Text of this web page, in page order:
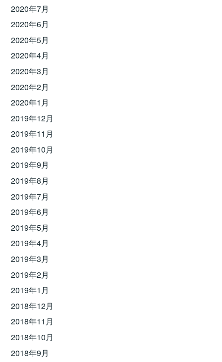
2020年7月
2020年6月
2020年5月
2020年4月
2020年3月
2020年2月
2020年1月
2019年12月
2019年11月
2019年10月
2019年9月
2019年8月
2019年7月
2019年6月
2019年5月
2019年4月
2019年3月
2019年2月
2019年1月
2018年12月
2018年11月
2018年10月
2018年9月